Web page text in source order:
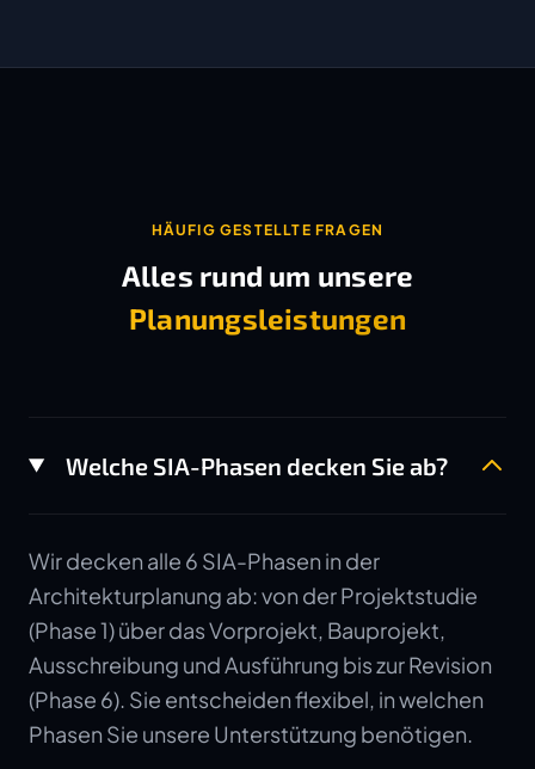
HÄUFIG GESTELLTE FRAGEN
Alles rund um unsere
Planungsleistungen
Welche SIA-Phasen decken Sie ab?
Wir decken alle 6 SIA-Phasen in der
Architekturplanung ab: von der Projektstudie
(Phase 1) über das Vorprojekt, Bauprojekt,
Ausschreibung und Ausführung bis zur Revision
(Phase 6). Sie entscheiden flexibel, in welchen
Phasen Sie unsere Unterstützung benötigen.